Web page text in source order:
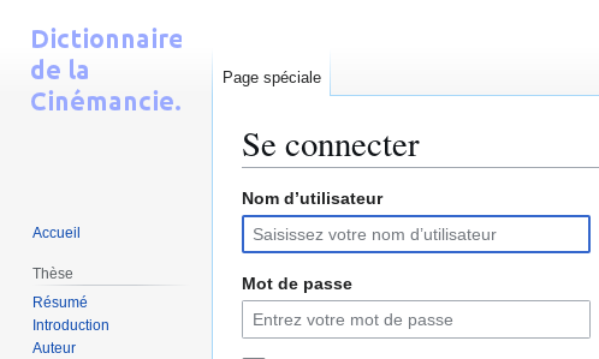
Se connecter
Aller
la
navigation
Aller
la
recherche
Nom d’utilisateur
Mot de passe
Page spéciale
Accueil
Thèse
Résumé
Introduction
Auteur